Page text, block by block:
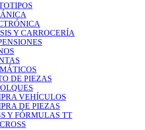
Y CARROCERÍA
DE PIEZAS
VEHÍCULOS
DE PIEZAS
Y FÓRMULAS TT